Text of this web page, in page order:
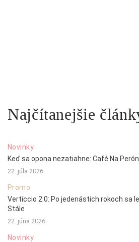
Najčítanejšie
Novinky
Keď sa opona nezatiahne: Café Na
22. júla 2026
Promo
Verticcio 2.0: Po jedenástich rokoch sa
Stále
22. júna 2026
Novinky